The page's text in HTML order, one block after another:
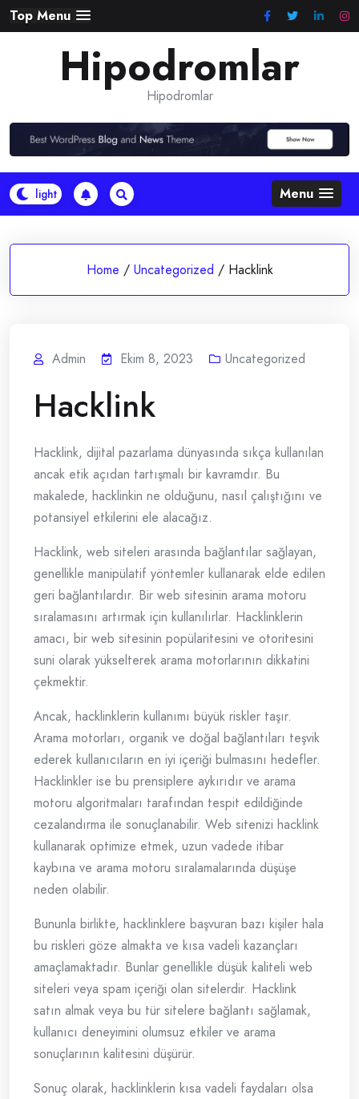
Skip
to
Top Menu
Hipodromlar
Hipodromlar
Menu
Home / Uncategorized / Hacklink
Admin Ekim 8, 2023 Uncategorized
Hacklink
Hacklink, dijital pazarlama dünyasında sıkça kullanılan
ancak etik açıdan tartışmalı bir kavramdır. Bu
makalede, hacklinkin ne olduğunu, nasıl çalıştığını ve
potansiyel etkilerini ele alacağız.
Hacklink, web siteleri arasında bağlantılar sağlayan,
genellikle manipülatif yöntemler kullanarak elde edilen
geri bağlantılardır. Bir web sitesinin arama motoru
sıralamasını artırmak için kullanılırlar. Hacklinklerin
amacı, bir web sitesinin popülaritesini ve otoritesini
suni olarak yükselterek arama motorlarının dikkatini
çekmektir.
Ancak, hacklinklerin kullanımı büyük riskler taşır.
Arama motorları, organik ve doğal bağlantıları teşvik
ederek kullanıcıların en iyi içeriği bulmasını hedefler.
Hacklinkler ise bu prensiplere aykırıdır ve arama
motoru algoritmaları tarafından tespit edildiğinde
cezalandırma ile sonuçlanabilir. Web sitenizi hacklink
kullanarak optimize etmek, uzun vadede itibar
kaybına ve arama motoru sıralamalarında düşüşe
neden olabilir.
Bununla birlikte, hacklinklere başvuran bazı kişiler hala
bu riskleri göze almakta ve kısa vadeli kazançları
amaçlamaktadır. Bunlar genellikle düşük kaliteli web
siteleri veya spam içeriği olan sitelerdir. Hacklink
satın almak veya bu tür sitelere bağlantı sağlamak,
kullanıcı deneyimini olumsuz etkiler ve arama
sonuçlarının kalitesini düşürür.
Sonuç olarak, hacklinklerin kısa vadeli faydaları olsa